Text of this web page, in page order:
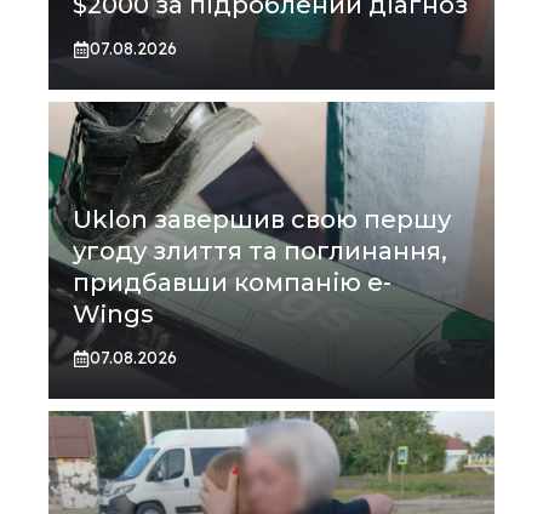
07.08.2026
Uklon завершив свою першу
угоду злиття та поглинання,
придбавши компанію e-
Wings
07.08.2026